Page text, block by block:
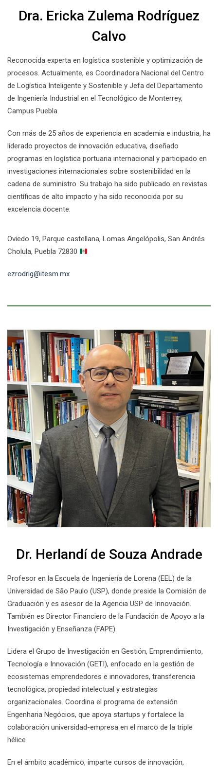
Dra. Ericka Zulema Rodríguez
Calvo
Reconocida experta en logística sostenible y optimización de
procesos. Actualmente, es Coordinadora Nacional del Centro
de Logística Inteligente y Sostenible y Jefa del Departamento
de Ingeniería Industrial en el Tecnológico de Monterrey,
Campus Puebla.
Con más de 25 años de experiencia en academia e industria, ha
liderado proyectos de innovación educativa, diseñado
programas en logística portuaria internacional y participado en
investigaciones internacionales sobre sostenibilidad en la
cadena de suministro. Su trabajo ha sido publicado en revistas
científicas de alto impacto y ha sido reconocida por su
excelencia docente.
Oviedo 19, Parque castellana, Lomas Angelópolis, San Andrés
Cholula, Puebla 72830
ezrodrig@itesm.mx
Dr. Herlandí de Souza Andrade
Profesor en la Escuela de Ingeniería de Lorena (EEL) de la
Universidad de São Paulo (USP), donde preside la Comisión de
Graduación y es asesor de la Agencia USP de Innovación.
También es Director Financiero de la Fundación de Apoyo a la
Investigación y Enseñanza (FAPE).
Lidera el Grupo de Investigación en Gestión, Emprendimiento,
Tecnología e Innovación (GETI), enfocado en la gestión de
ecosistemas emprendedores e innovadores, transferencia
tecnológica, propiedad intelectual y estrategias
organizacionales. Coordina el programa de extensión
Engenharia Negócios, que apoya startups y fortalece la
colaboración universidad-empresa en el marco de la triple
hélice.
En el ámbito académico, imparte cursos de innovación,